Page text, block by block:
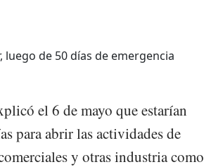
de 50 días de emergencia
el 6 de mayo que estarían
para abrir las actividades de
y otras industria como